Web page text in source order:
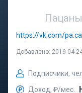
https://vk.com/
Добавлено: 2019-04-
Подписчики,
Доход, ₽/мес.